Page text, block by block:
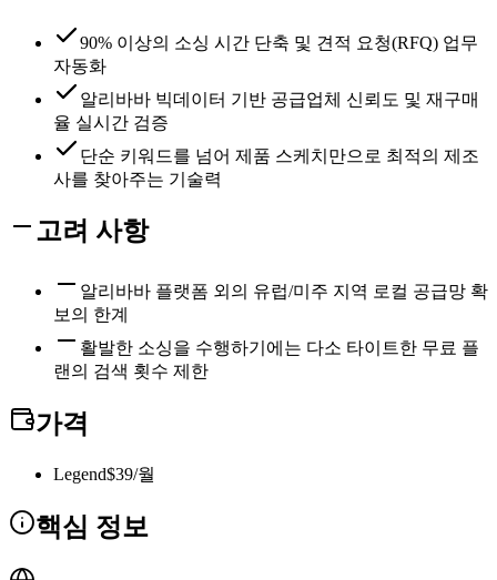
90% 이상의 소싱 시간 단축 및 견적 요청(RFQ) 업무
자동화
알리바바 빅데이터 기반 공급업체 신뢰도 및 재구매
율 실시간 검증
단순 키워드를 넘어 제품 스케치만으로 최적의 제조
사를 찾아주는 기술력
고려 사항
알리바바 플랫폼 외의 유럽/미주 지역 로컬 공급망 확
보의 한계
활발한 소싱을 수행하기에는 다소 타이트한 무료 플
랜의 검색 횟수 제한
가격
Legend$39/월
핵심 정보